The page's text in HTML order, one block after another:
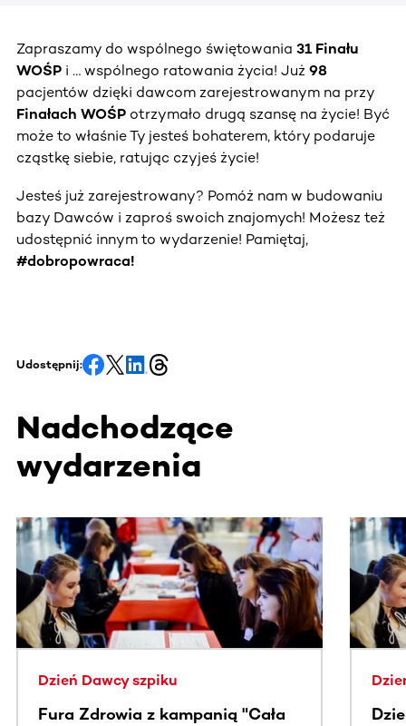
Zapraszamy do wspólnego świętowania 31 Finału
WOŚP i … wspólnego ratowania życia! Już 98
pacjentów dzięki dawcom zarejestrowanym na przy
Finałach WOŚP otrzymało drugą szansę na życie! Być
może to właśnie Ty jesteś bohaterem, który podaruje
cząstkę siebie, ratując czyjeś życie!
Jesteś już zarejestrowany? Pomóż nam w budowaniu
bazy Dawców i zaproś swoich znajomych! Możesz też
udostępnić innym to wydarzenie! Pamiętaj,
#dobropowraca!
Udostępnij:
Nadchodzące
wydarzenia
Ta sekcja zawiera treści przewijane w poziomie. Użyj
Dzień Dawcy szpiku
Fura Zdrowia z kampanią "Cała